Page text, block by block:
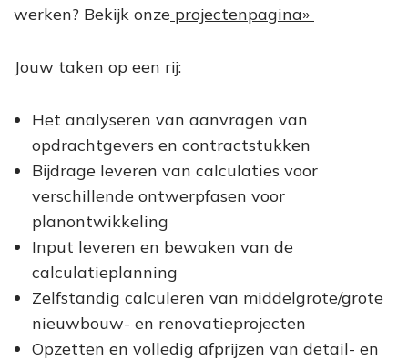
werken? Bekijk onze projectenpagina»
Jouw taken op een rij:
Het analyseren van aanvragen van
opdrachtgevers en contractstukken
Bijdrage leveren van calculaties voor
verschillende ontwerpfasen voor
planontwikkeling
Input leveren en bewaken van de
calculatieplanning
Zelfstandig calculeren van middelgrote/grote
nieuwbouw- en renovatieprojecten
Opzetten en volledig afprijzen van detail- en